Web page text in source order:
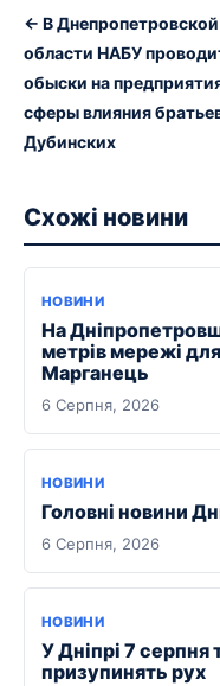
← В Днепропетровской
области НАБУ
обыски на
сферы влияния
Дубинских
Схожі новини
НОВИНИ
На
метрів мережі
Марганець
6 Серпня, 2026
НОВИНИ
Головні новини
6 Серпня, 2026
НОВИНИ
У Дніпрі 7
призупинять рух